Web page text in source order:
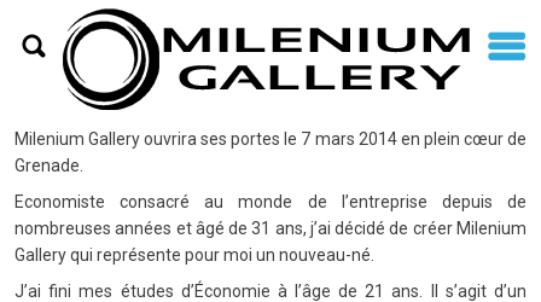
Nous connaître
Notre rêve
Milenium Gallery ouvrira ses portes le 7 mars 2014 en plein cœur de
Grenade.
Economiste consacré au monde de l’entreprise depuis de
nombreuses années et âgé de 31 ans, j’ai décidé de créer Milenium
Gallery qui représente pour moi un nouveau-né.
J’ai fini mes études d’Économie à l’âge de 21 ans. Il s’agit d’un